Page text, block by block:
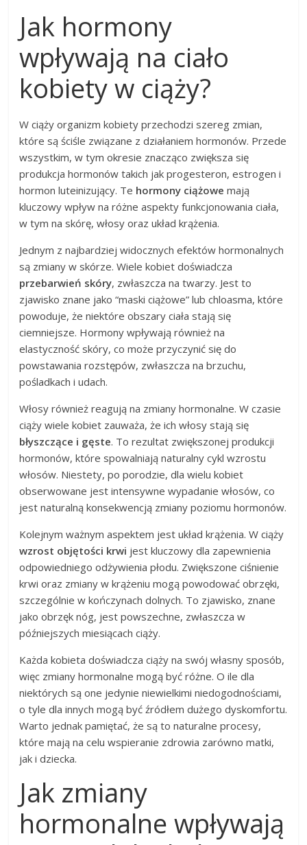
Jak hormony
wpływają na ciało
kobiety w ciąży?
W ciąży organizm kobiety przechodzi szereg zmian,
które są ściśle związane z działaniem hormonów. Przede
wszystkim, w tym okresie znacząco zwiększa się
produkcja hormonów takich jak progesteron, estrogen i
hormon luteinizujący. Te hormony ciążowe mają
kluczowy wpływ na różne aspekty funkcjonowania ciała,
w tym na skórę, włosy oraz układ krążenia.
Jednym z najbardziej widocznych efektów hormonalnych
są zmiany w skórze. Wiele kobiet doświadcza
przebarwień skóry, zwłaszcza na twarzy. Jest to
zjawisko znane jako “maski ciążowe” lub chloasma, które
powoduje, że niektóre obszary ciała stają się
ciemniejsze. Hormony wpływają również na
elastyczność skóry, co może przyczynić się do
powstawania rozstępów, zwłaszcza na brzuchu,
pośladkach i udach.
Włosy również reagują na zmiany hormonalne. W czasie
ciąży wiele kobiet zauważa, że ich włosy stają się
błyszczące i gęste. To rezultat zwiększonej produkcji
hormonów, które spowalniają naturalny cykl wzrostu
włosów. Niestety, po porodzie, dla wielu kobiet
obserwowane jest intensywne wypadanie włosów, co
jest naturalną konsekwencją zmiany poziomu hormonów.
Kolejnym ważnym aspektem jest układ krążenia. W ciąży
wzrost objętości krwi jest kluczowy dla zapewnienia
odpowiedniego odżywienia płodu. Zwiększone ciśnienie
krwi oraz zmiany w krążeniu mogą powodować obrzęki,
szczególnie w kończynach dolnych. To zjawisko, znane
jako obrzęk nóg, jest powszechne, zwłaszcza w
późniejszych miesiącach ciąży.
Każda kobieta doświadcza ciąży na swój własny sposób,
więc zmiany hormonalne mogą być różne. O ile dla
niektórych są one jedynie niewielkimi niedogodnościami,
o tyle dla innych mogą być źródłem dużego dyskomfortu.
Warto jednak pamiętać, że są to naturalne procesy,
które mają na celu wspieranie zdrowia zarówno matki,
jak i dziecka.
Jak zmiany
hormonalne wpływają